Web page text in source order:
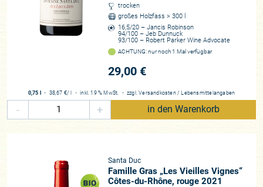
trocken
großes Holzfass > 300 l
16,5/20 – Jancis Robinson
94/100 – Jeb Dunnuck
93/100 – Robert Parker Wine Advocate
ACHTUNG: nur noch 1 Mal verfügbar
29,00 €
0,75 l ・ 38,67 €/ l ・inkl. 19 % MwSt. ・ zzgl.Versandkosten / Lebensmittelangaben
- + in den Warenkorb
Santa Duc
Famille Gras „Les Vieilles Vignes“
Côtes-du-Rhône, rouge 2021